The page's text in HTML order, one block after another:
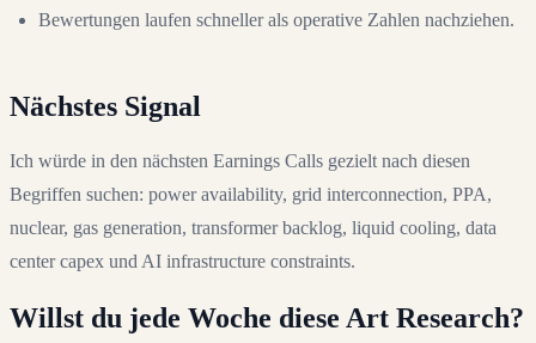
Bewertungen laufen schneller als operative Zahlen nachziehen.
Nächstes Signal
Ich würde in den nächsten Earnings Calls gezielt nach diesen
Begriffen suchen: power availability, grid interconnection, PPA,
nuclear, gas generation, transformer backlog, liquid cooling, data
center capex und AI infrastructure constraints.
Willst du jede Woche diese Art Research?